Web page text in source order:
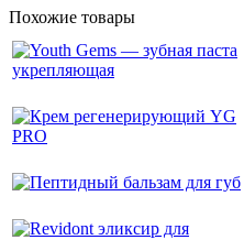
Похожие товары